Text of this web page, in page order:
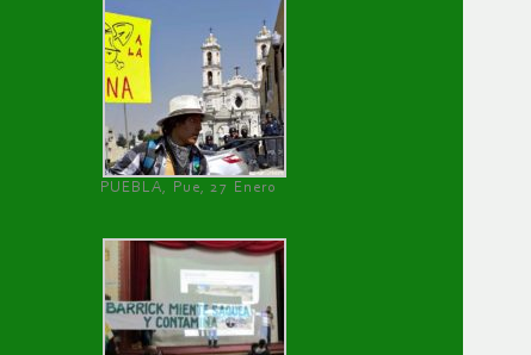
PUEBLA, Pue, 27 Enero